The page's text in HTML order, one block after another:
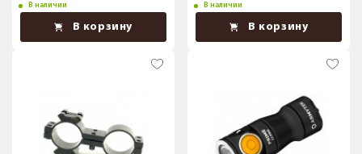
В наличии
В корзину
В наличии
В корзину